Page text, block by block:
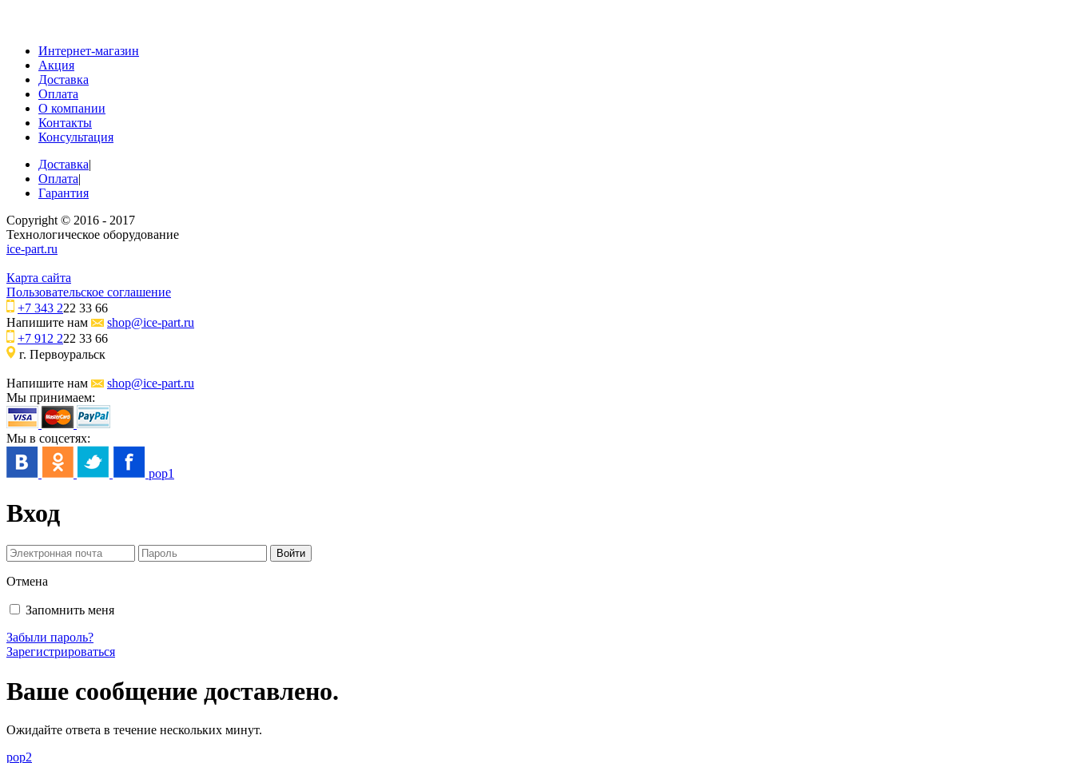
Интернет-магазин
Акция
Доставка
Оплата
О компании
Контакты
Консультация
Доставка|
Оплата|
Гарантия
Copyright © 2016 - 2017
Технологическое оборудование
ice-part.ru
Карта сайта
Пользовательское соглашение
+7 343 222 33 66
Напишите нам
shop@ice-part.ru
+7 912 222 33 66
г. Первоуральск
Напишите нам
shop@ice-part.ru
Мы принимаем:
Мы в соцсетях:
pop1
Вход
Отмена
Запомнить меня
Забыли пароль?
Зарегистрироваться
Ваше сообщение доставлено.
Ожидайте ответа в течение нескольких минут.
pop2